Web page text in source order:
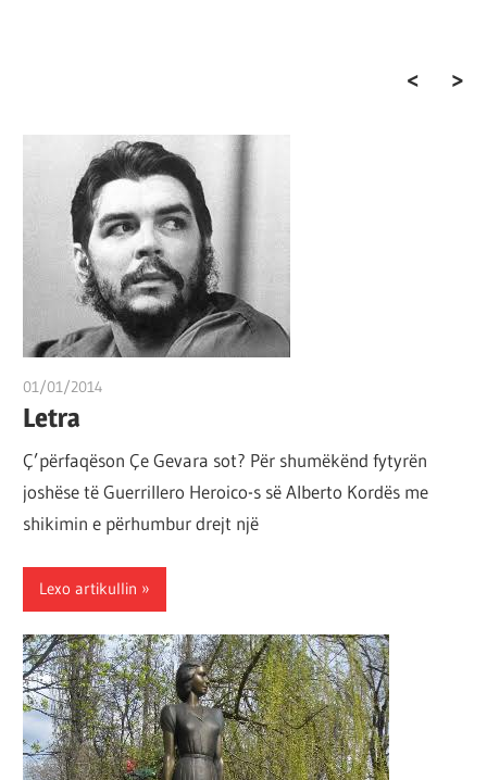
ta
shndërrosh
01/01/2014
Letra
Ç’përfaqëson Çe Gevara sot? Për shumëkënd fytyrën
joshëse të Guerrillero Heroico-s së Alberto Kordës me
shikimin e përhumbur drejt një
Lexo artikullin